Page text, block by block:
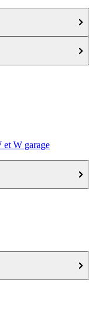
et W garage